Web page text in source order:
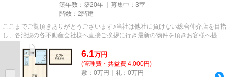
築年数：築20年 ｜募集中： 3室
階数：2階建
ここまでご覧頂きありがとうございます♪当社は他社に負けない総合仲介店を目指
し、各沿線の各不動産会社様へ直接ご挨拶に行き最新の物件を頂きお客様へ提供
しております！最新の情報は...
6.1万円
(管理費・共益費 4,000円)
敷：0万円｜礼：0万円